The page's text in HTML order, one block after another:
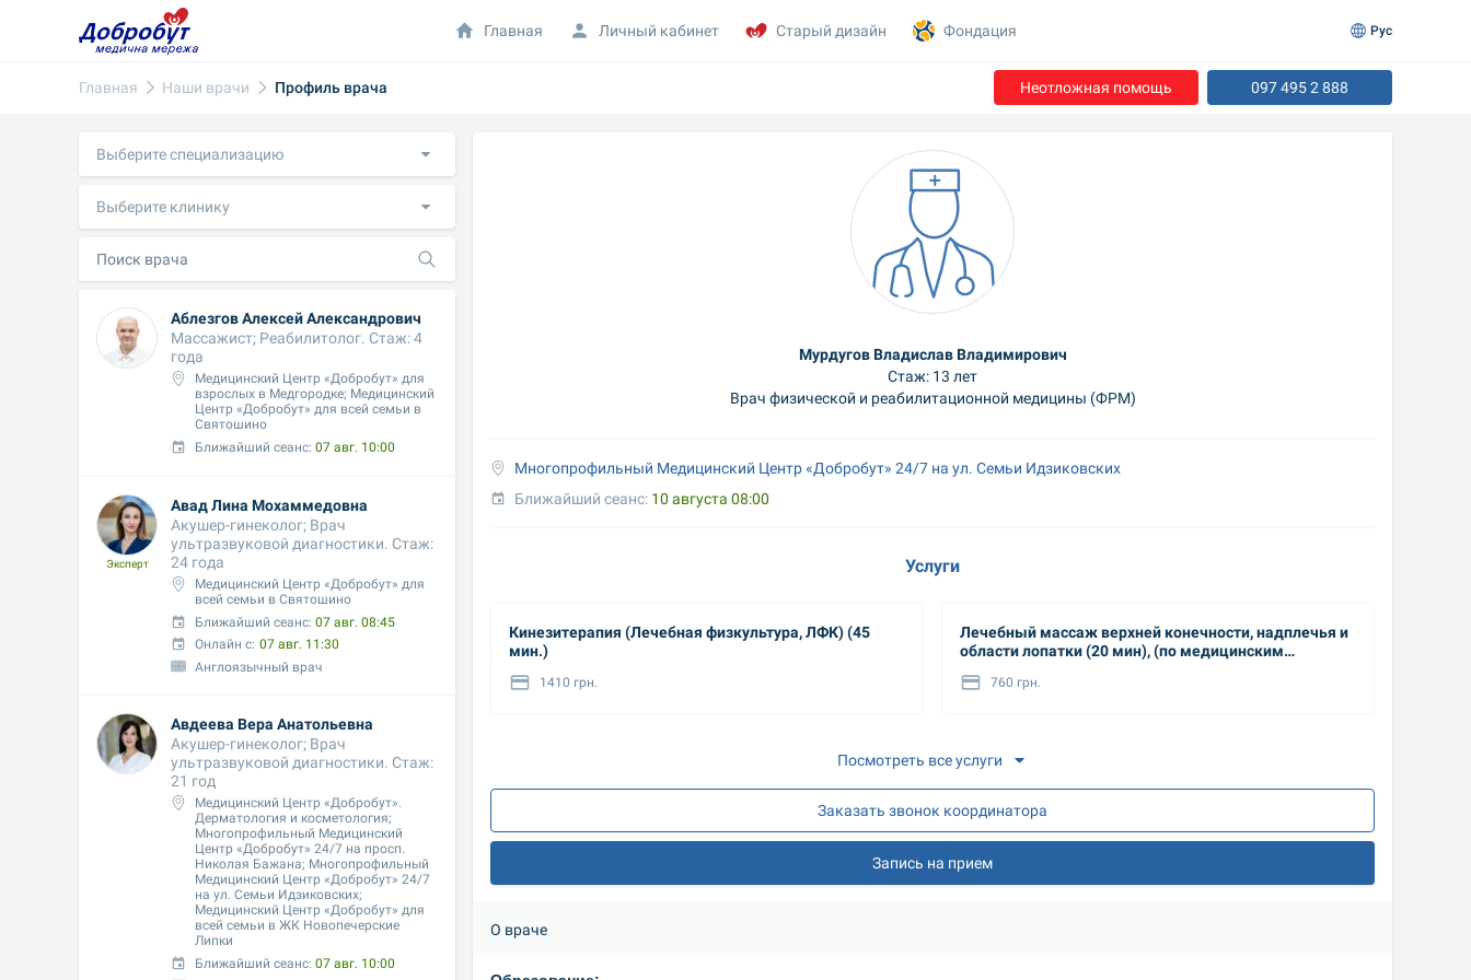
Главная Наши врачи Профиль врача Неотложная помощь 097 495 2 888
Выберите специализацию
Выберите клинику
Аблезгов Алексей Александрович
Массажист; Реабилитолог. Стаж: 4
года
Медицинский Центр «Добробут» для
взрослых в Медгородке; Медицинский
Центр «Добробут» для всей семьи в
Святошино
Ближайший сеанс: 07 авг. 10:00
Эксперт
Авад Лина Мохаммедовна
Акушер-гинеколог; Врач
ультразвуковой диагностики. Стаж:
24 года
Медицинский Центр «Добробут» для
всей семьи в Святошино
Ближайший сеанс: 07 авг. 08:45
Онлайн с: 07 авг. 11:30
Англоязычный врач
Авдеева Вера Анатольевна
Акушер-гинеколог; Врач
ультразвуковой диагностики. Стаж:
21 год
Медицинский Центр «Добробут».
Дерматология и косметология;
Многопрофильный Медицинский
Центр «Добробут» 24/7 на просп.
Николая Бажана; Многопрофильный
Медицинский Центр «Добробут» 24/7
на ул. Семьи Идзиковских;
Медицинский Центр «Добробут» для
всей семьи в ЖК Новопечерские
Липки
Ближайший сеанс: 07 авг. 10:00
Мурдугов Владислав Владимирович
Стаж: 13 лет
Врач физической и реабилитационной медицины (ФРМ)
Многопрофильный Медицинский Центр «Добробут» 24/7 на ул. Семьи Идзиковских
Ближайший сеанс: 10 августа 08:00
Услуги
Кинезитерапия (Лечебная физкультура, ЛФК) (45
мин.)
1410 грн.
Лечебный массаж верхней конечности, надплечья и
области лопатки (20 мин), (по медицинским
760 грн.
Посмотреть все услуги
Заказать звонок координатора
Запись на прием
О враче
Главная Личный кабинет Старый дизайн Фондация Рус